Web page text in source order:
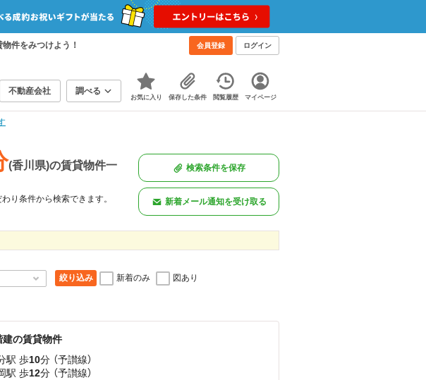
件をみつけよう！ 会員登録 ログイン
不動産会社 調べる
お気に入り 保存した条件 閲覧履歴 マイページ
(香川県)の賃貸物件一
り条件から検索できます。
検索条件を保存
新着メール通知を受け取る
絞り込み 新着のみ 図あり
の賃貸物件
駅 歩10分 （予讃線）
駅 歩12分 （予讃線）